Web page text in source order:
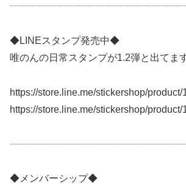
◆LINEスタンプ発売中◆
唯のんの日常スタンプが1.2弾と出てま
https://store.line.me/stickershop/product/
https://store.line.me/stickershop/product/
◆メンバーシップ◆